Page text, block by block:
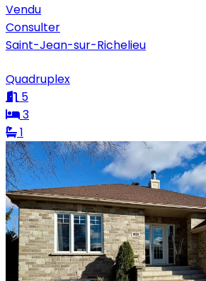
Vendu
Consulter
Saint-Jean-sur-Richelieu
Quadruplex
5
3
1